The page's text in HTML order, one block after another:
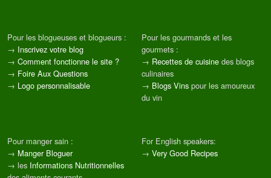
Pour les blogueuses et blogueurs :
→ Inscrivez votre blog
→ Comment fonctionne le site ?
→ Foire Aux Questions
→ Logo personnalisable
Pour les gourmands et les
gourmets :
→ Recettes de cuisine des blogs
culinaires
→ Blogs Vins pour les amoureux
du vin
Pour manger sain :
→ Manger Bloguer
→ les Informations Nutritionnelles
For English speakers:
→ Very Good Recipes